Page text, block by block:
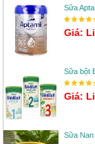
Sữa
Giá:
Sữa bột
Giá:
Sữa